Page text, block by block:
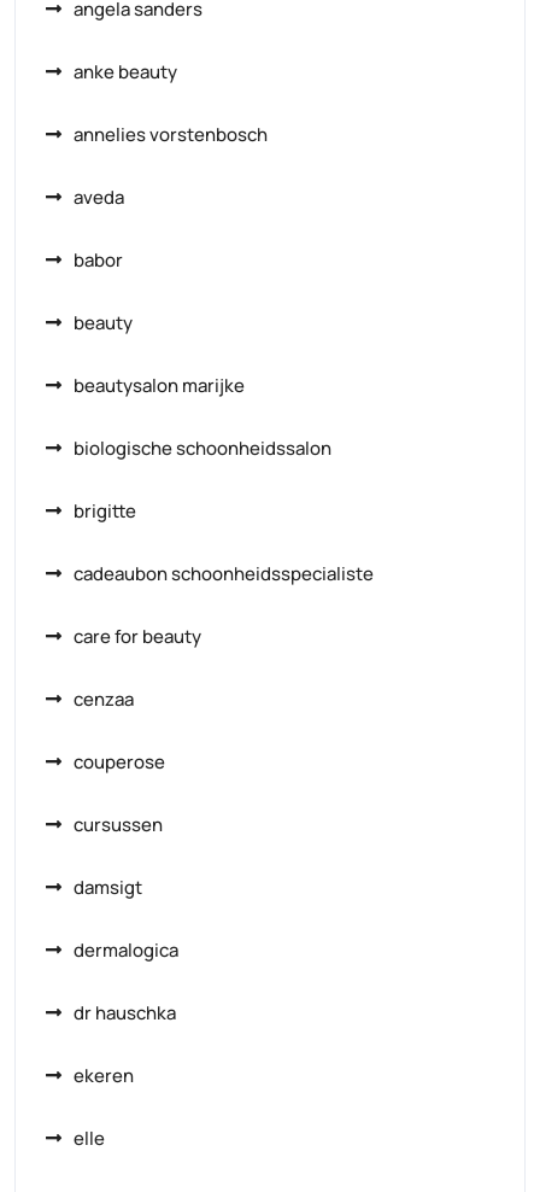
angela sanders
anke beauty
annelies vorstenbosch
aveda
babor
beauty
beautysalon marijke
biologische schoonheidssalon
brigitte
cadeaubon schoonheidsspecialiste
care for beauty
cenzaa
couperose
cursussen
damsigt
dermalogica
dr hauschka
ekeren
elle